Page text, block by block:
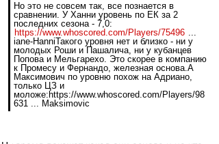
Но это не совсем так, все познается в
сравнении. У Ханни уровень по ЕК за 2
последних сезона - 7,0:
https://www.whoscored.com/Players/75496 ...
iane-HanniТакого уровня нет и близко - ни у
молодых Роши и Пашалича, ни у кубанцев
Попова и Мельгарехо. Это скорее в компанию
к Промесу и Фернандо, железная основа.А
Максимович по уровню похож на Адриано,
только ЦЗ и
моложе:https://www.whoscored.com/Players/98
631 ... Maksimovic